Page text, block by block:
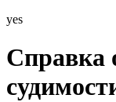
yes
Справка